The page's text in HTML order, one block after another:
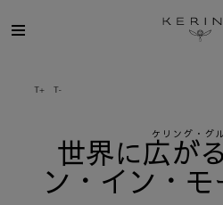
界
「ウ
ブランド
人材
ケリング・グ
世界に広が
ン・イン・モ